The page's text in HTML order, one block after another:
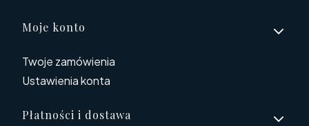
Linki w stopce
Moje konto
Twoje zamówienia
Ustawienia konta
Płatności i dostawa